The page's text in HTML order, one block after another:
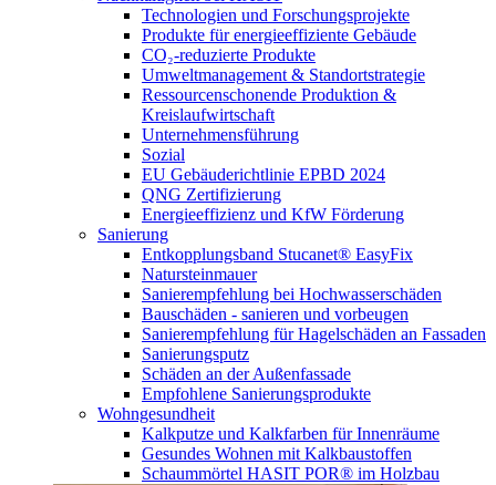
Technologien und Forschungsprojekte
Produkte für energieeffiziente Gebäude
CO₂-reduzierte Produkte
Umweltmanagement & Standortstrategie
Ressourcenschonende Produktion &
Kreislaufwirtschaft
Unternehmensführung
Sozial
EU Gebäuderichtlinie EPBD 2024
QNG Zertifizierung
Energieeffizienz und KfW Förderung
Sanierung
Entkopplungsband Stucanet® EasyFix
Natursteinmauer
Sanierempfehlung bei Hochwasserschäden
Bauschäden - sanieren und vorbeugen
Sanierempfehlung für Hagelschäden an Fassaden
Sanierungsputz
Schäden an der Außenfassade
Empfohlene Sanierungsprodukte
Wohngesundheit
Kalkputze und Kalkfarben für Innenräume
Gesundes Wohnen mit Kalkbaustoffen
Schaummörtel HASIT POR® im Holzbau